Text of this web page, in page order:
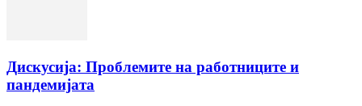
Дискусија: Проблемите на работниците и
пандемијата